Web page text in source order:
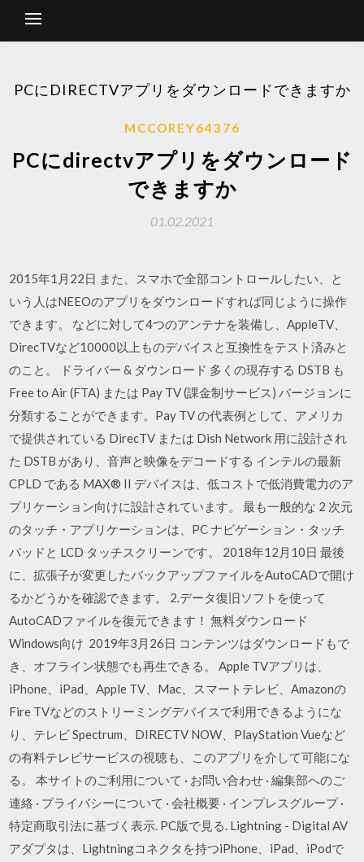
PCにDIRECTVアプリをダウンロードできますか
MCCOREY64376
PCにdirectvアプリをダウンロード
できますか
01.02.2021
2015年1月22日 また、スマホで全部コントロールしたい、と
いう人はNEEOのアプリをダウンロードすれば同じように操作
できます。 などに対して4つのアンテナを装備し、AppleTV、
DirecTVなど10000以上ものデバイスと互換性をテスト済みと
のこと。 ドライバー & ダウンロード 多くの現存する DSTB も
Free to Air (FTA) または Pay TV (課金制サービス) バージョンに
分類することができます。Pay TV の代表例として、アメリカ
で提供されている DirecTV または Dish Network 用に設計され
た DSTB があり、音声と映像をデコードする インテルの最新
CPLD である MAX® II デバイスは、低コストで低消費電力のア
プリケーション向けに設計されています。 最も一般的な 2 次元
のタッチ・アプリケーションは、PC ナビゲーション・タッチ
パッドと LCD タッチスクリーンです。 2018年12月10日 最後
に、拡張子が変更したバックアップファイルをAutoCADで開け
るかどうかを確認できます。 2.データ復旧ソフトを使って
AutoCADファイルを復元できます！ 無料ダウンロード
Windows向け 2019年3月26日 コンテンツはダウンロードもで
き、オフライン状態でも再生できる。 Apple TVアプリは、
iPhone、iPad、Apple TV、Mac、スマートテレビ、Amazonの
Fire TVなどのストリーミングデバイスで利用できるようにな
り、テレビ Spectrum、DIRECTV NOW、PlayStation Vueなど
の有料テレビサービスの視聴も、このアプリを介して可能にな
る。 本サイトのご利用について · お問い合わせ · 編集部へのご
連絡 · プライバシーについて · 会社概要 · インプレスグループ ·
特定商取引法に基づく表示. PC版で見る. Lightning - Digital AV
アダプタは、Lightningコネクタを持つiPhone、iPad、iPodで